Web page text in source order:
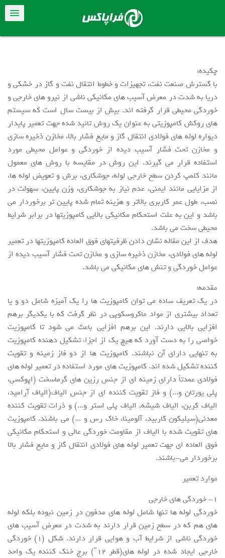
چکیده:
با گسترش صنعت نفت، تجهیزات و خطوط انتقال نفت و گاز در خشکی و
دریا به شدت در معرض آسیب های مکانیکی ناشی از نیرو های خارجی و
خوردگی محیطی قرار گرفته اند. بیش از بیست سال است که سیستم
های روکش کامپوزیتی به عنوان یک روش تائید شده جهت تعمیر پایدار
دیواره لوله های فولادی انتقال گاز و مایع فشار بالا، مخازن ذخیره سازی
و مخازن تحت فشار آسیب دیده از خوردگی و عوامل محیطی مورد
استفاده قرار می گیرند. این روش در مقایسه با روش های معمول
مانند کلمپ کردن سطح خارجی لوله، جوشکاری، برش و تعویض لوله ها،
از مزایایی مانند ایمنی، عدم نیاز به جوشکاری، وزن پایین، سهولت در
نصب، طول عمر کاربری بالاتر و هزینه تمام شده پایین تر برخوردار می
باشد و این به علت استحکام مکانیکی بالایی کامپوزیتها در برابر شرایط
محیطی سخت می باشد.
هدف از این مقاله نشان دادن ظرفیتهای فوق العاده کامپوزیتها در تعمیر
لوله های فولادی، مخازن ذخیره سازی و مخازن تحت فشار آسیب دیده از
عوامل خوردگی و تنش های مکانیکی می باشد.
مقدمه:
در یک تعریف ساده می توان کامپوزیت ها را یک آمیزه شامل دو و یا
تعداد بیشتری از مواد ماکروسکوپی در نظر گرفت که با یکدیگر برهم
افزایی بالایی دارند. این برهم افزایی باعث می شود تا کامپوزیت
خواصی را به دست آورد که هیچ یک از اجزاء تشکیل دهنده کامپوزیت
به تنهایی دارای آن نباشند. کامپوزیت ها از دو فاز زمینه و تقویت
کننده تشکیل شده اند. کامپوزیت های مورد استفاده در تعمیر لوله های
فولادی عمدتاً دارای زمینه ای از جنس رزین های گرماسخت (اپوکسی،
پلی یورتان و...) و فاز تقویت کننده ای از جنس الیاف(الیاف آرامید،
الیاف کربن، الیاف شیشه، الیاف پلی استر و...) و ذرات تقویت کننده
معدنی(سیلیکون کاربید، آلومینا، خاک رس و ...) می باشند. کامپوزیت
های تقویت شده با الیاف از مقاومت خوردگی عالی و استحکام مکانیکی
فوق العاده ای جهت تعمیر لوله های فولادی انتقال گاز و مایع فشار بالا
برخوردار می-باشند.
موارد تعمیر
1- خوردگی های خارجی
خوردگی لوله ها تنها شامل لوله های مدفون در زمین نبوده بلکه لوله
های هم که در سطح زمین قرار دارند به شدت در معرض آسیب های
خوردگی ناشی از شرایط آب و هوایی قرار دارند. شکل (1) خوردگی
خارجی ایجاد شده در لوله های(قطر 12") برج خنک کننده یک واحد